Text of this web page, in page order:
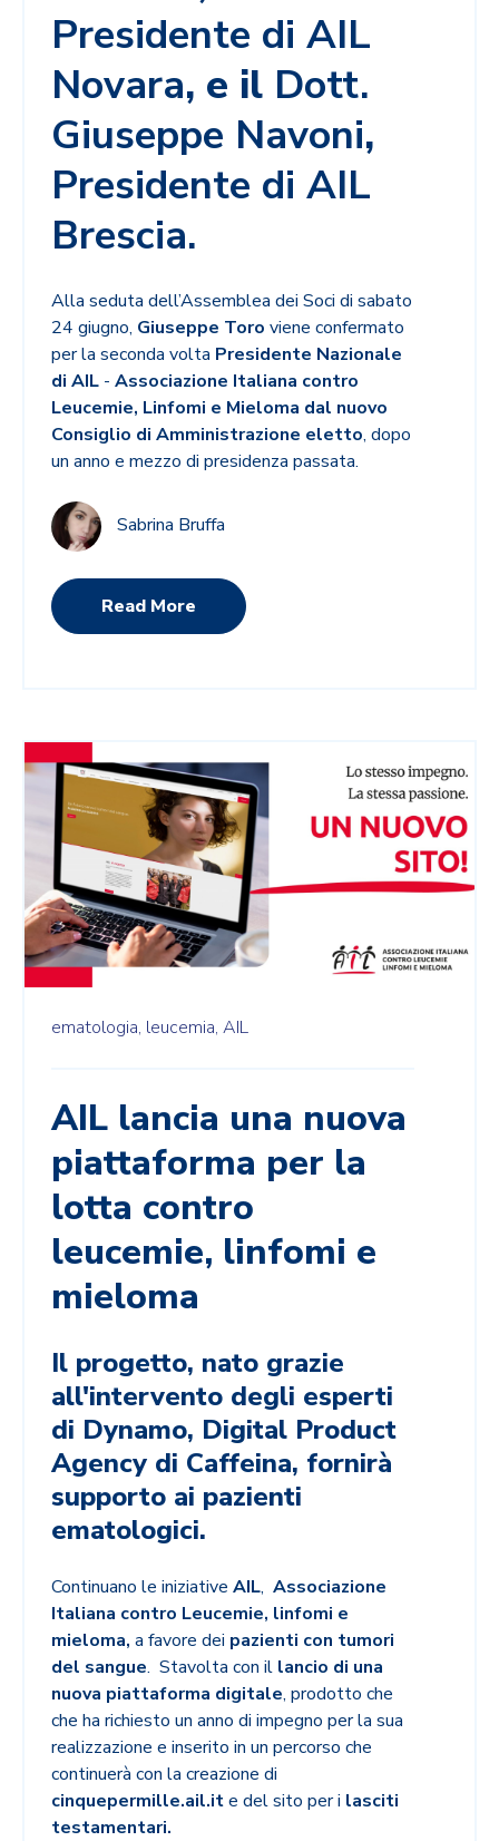
Presidente di AIL
Novara, e il Dott.
Giuseppe Navoni,
Presidente di AIL
Brescia.
Alla seduta dell’Assemblea dei Soci di sabato
24 giugno, Giuseppe Toro viene confermato
per la seconda volta Presidente Nazionale
di AIL - Associazione Italiana contro
Leucemie, Linfomi e Mieloma dal nuovo
Consiglio di Amministrazione eletto, dopo
un anno e mezzo di presidenza passata.
Sabrina Bruffa
Read More
ematologia, leucemia, AIL
AIL lancia una nuova
piattaforma per la
lotta contro
leucemie, linfomi e
mieloma
Il progetto, nato grazie
all'intervento degli esperti
di Dynamo, Digital Product
Agency di Caffeina, fornirà
supporto ai pazienti
ematologici.
Continuano le iniziative AIL, Associazione
Italiana contro Leucemie, linfomi e
mieloma, a favore dei pazienti con tumori
del sangue. Stavolta con il lancio di una
nuova piattaforma digitale, prodotto che
che ha richiesto un anno di impegno per la sua
realizzazione e inserito in un percorso che
continuerà con la creazione di
cinquepermille.ail.ite del sito per i lasciti
testamentari.